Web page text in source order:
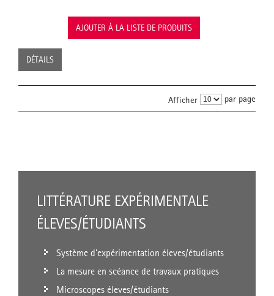
AJOUTER À LA LISTE DE PRODUITS
DÉTAILS
Afficher par page
LITTÉRATURE EXPÉRIMENTALE
ÉLEVES/ÉTUDIANTS
Système d'expérimentation éleves/étudiants
La mesure en scéance de travaux pratiques
Microscopes éleves/étudiants